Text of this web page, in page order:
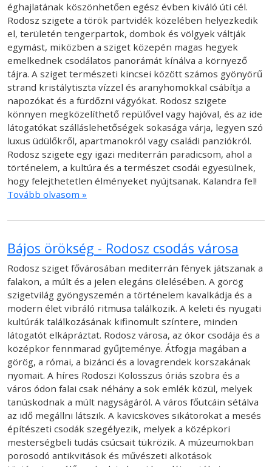
éghajlatának köszönhetően egész évben kiváló úti cél.
Rodosz szigete a török partvidék közelében helyezkedik
el, területén tengerpartok, dombok és völgyek váltják
egymást, miközben a sziget közepén magas hegyek
emelkednek csodálatos panorámát kínálva a környező
tájra. A sziget természeti kincsei között számos gyönyörű
strand kristálytiszta vízzel és aranyhomokkal csábítja a
napozókat és a fürdőzni vágyókat. Rodosz szigete
könnyen megközelíthető repülővel vagy hajóval, és az ide
látogatókat szálláslehetőségek sokasága várja, legyen szó
luxus üdülőkről, apartmanokról vagy családi panziókról.
Rodosz szigete egy igazi mediterrán paradicsom, ahol a
történelem, a kultúra és a természet csodái egyesülnek,
hogy felejthetetlen élményeket nyújtsanak. Kalandra fel!
Tovább olvasom »
Bájos örökség - Rodosz csodás városa
Rodosz sziget fővárosában mediterrán fények játszanak a
falakon, a múlt és a jelen elegáns ölelésében. A görög
szigetvilág gyöngyszemén a történelem kavalkádja és a
modern élet vibráló ritmusa találkozik. A keleti és nyugati
kultúrák találkozásának kifinomult színtere, minden
látogatót elkápráztat. Rodosz városa, az ókor csodája és a
középkor fennmarad gyűjteménye. Átfogja magában a
görög, a római, a bizánci és a lovagrendek korszakának
nyomait. A híres Rodoszi Kolosszus óriás szobra és a
város ódon falai csak néhány a sok emlék közül, melyek
tanúskodnak a múlt nagyságáról. A város főutcáin sétálva
az idő megállni látszik. A kavicsköves sikátorokat a mesés
építészeti csodák szegélyezik, melyek a középkori
mesterségbeli tudás csúcsait tükrözik. A múzeumokban
porosodó antikvitások és művészeti alkotások